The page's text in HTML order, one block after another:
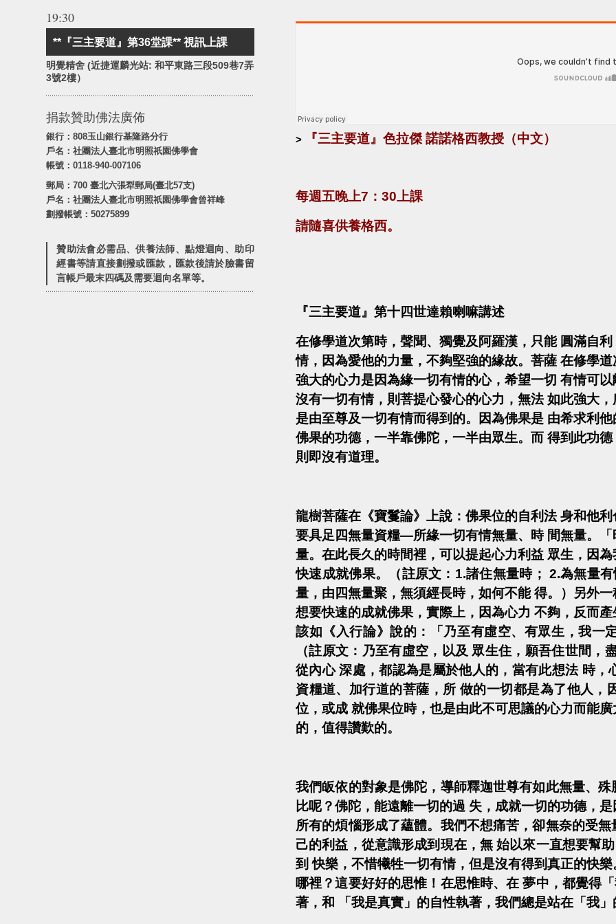
19:30
**『三主要道』第36堂課** 視訊上課
明覺精舍 (近捷運麟光站: 和平東路三段509巷7弄
3號2樓）
捐款贊助佛法廣佈
銀行：808玉山銀行基隆路分行
戶名：社團法人臺北市明照祇園佛學會
帳號：0118-940-007106
郵局：700 臺北六張犁郵局(臺北57支)
戶名：社團法人臺北市明照祇園佛學會曾祥峰
劃撥帳號：50275899
贊助法會必需品、供養法師、點燈迴向、助印
經書等請直接劃撥或匯款，匯款後請於臉書留
言帳戶最末四碼及需要迴向名單等。
> 『三主要道』色拉傑 諾諾格西教授（中文）
每週五晚上7 ：30上課
請隨喜供養格西。
『三主要道』第十四世達賴喇嘛講述
在修學道次第時，聲聞、獨覺及阿羅漢，只能 圓滿自
情，因為愛他的力量，不夠堅強的緣故。菩薩 在修學
強大的心力是因為緣一切有情的心，希望一切 有情可
沒有一切有情，則菩提心發心的心力，無法 如此強大
是由至尊及一切有情而得到的。因為佛果是 由希求利
佛果的功德，一半靠佛陀，一半由眾生。而 得到此功
則即沒有道理。
龍樹菩薩在《寶鬘論》上說：佛果位的自利法 身和他
要具足四無量資糧—所緣一切有情無量、時 間無量。
量。在此長久的時間裡，可以提起心力利益 眾生，因
快速成就佛果。（註原文： 1.諸住無量時； 2.為無量
量，由四無量聚，無須經長時，如何不能 得。）另外
想要快速的成就佛果，實際上，因為心力 不夠，反而
該如《入行論》說的：「乃至有虛空、有眾生，我一
（註原文：乃至有虛空，以及 眾生住，願吾住世間，
從內心 深處，都認為是屬於他人的，當有此想法 時，
資糧道、加行道的菩薩，所 做的一切都是為了他人，
位，或成 就佛果位時，也是由此不可思議的心力而能
的，值得讚歎的。
我們皈依的對象是佛陀，導師釋迦世尊有如此無量、殊
比呢？佛陀，能遠離一切的過 失，成就一切的功德，
所有的煩惱形成了蘊體。我們不想痛苦，卻無奈的受無
己的利益，從意識形成到現在，無 始以來一直想要幫
到 快樂，不惜犧牲一切有情，但是沒有得到真正的快
哪裡？這要好好的思惟！在思惟時、在 夢中，都覺得
著，和
「我是真實」的自性執著，我們總是站在「我